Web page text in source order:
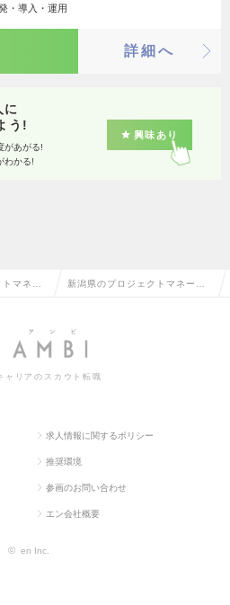
・導入・運用
詳細へ
に
う!
があがる!
わかる!
興味あり
マネー
ェア
新潟県のプロジェクトマネージ
ア系）の転職・求人情報一覧
ャリアのスカウト転職
求人情報に関するポリシー
推奨環境
参画のお問い合わせ
エン会社概要
© en Inc.